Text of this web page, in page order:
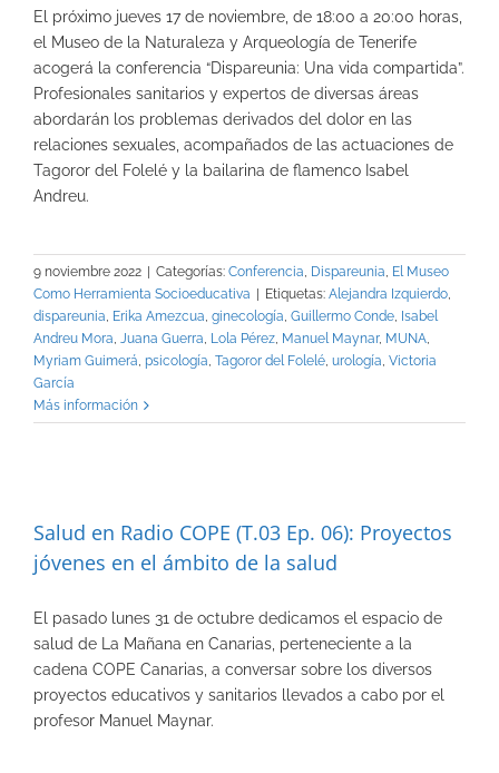
El próximo jueves 17 de noviembre, de 18:00 a 20:00 horas,
el Museo de la Naturaleza y Arqueología de Tenerife
acogerá la conferencia “Dispareunia: Una vida compartida”.
Profesionales sanitarios y expertos de diversas áreas
abordarán los problemas derivados del dolor en las
relaciones sexuales, acompañados de las actuaciones de
Tagoror del Folelé y la bailarina de flamenco Isabel
Andreu.
9 noviembre 2022 Categorías: Conferencia, Dispareunia, El Museo
Como Herramienta Socioeducativa
Etiquetas: Alejandra Izquierdo,
dispareunia, Erika Amezcua, ginecología, Guillermo Conde, Isabel
Andreu Mora, Juana Guerra, Lola Pérez, Manuel Maynar, MUNA,
Myriam Guimerá, psicología, Tagoror del Folelé, urología, Victoria
García
Más información
Salud en Radio COPE (T.03 Ep. 06): Proyectos
jóvenes en el ámbito de la salud
El pasado lunes 31 de octubre dedicamos el espacio de
salud de La Mañana en Canarias, perteneciente a la
cadena COPE Canarias, a conversar sobre los diversos
proyectos educativos y sanitarios llevados a cabo por el
profesor Manuel Maynar.